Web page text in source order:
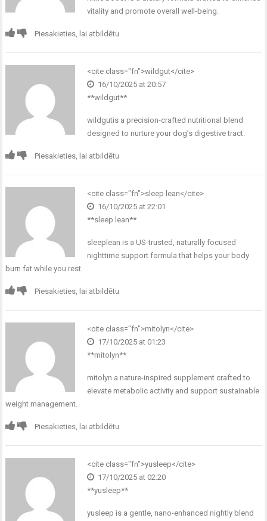
vitality and promote overall well-being.
Piesakieties, lai atbildētu
<cite class="fn">wildgut</cite>
16/10/2025 at 20:57
** wildgut**
wildgutis a precision-crafted nutritional blend
designed to nurture your dog’s digestive tract.
Piesakieties, lai atbildētu
<cite class="fn">sleep lean</cite>
16/10/2025 at 22:01
**sleep lean**
sleeplean is a US-trusted, naturally focused
nighttime support formula that helps your body
burn fat while you rest.
Piesakieties, lai atbildētu
<cite class="fn">mitolyn</cite>
17/10/2025 at 01:23
**mitolyn**
mitolyn a nature-inspired supplement crafted to
elevate metabolic activity and support sustainable
weight management.
Piesakieties, lai atbildētu
<cite class="fn">yusleep</cite>
17/10/2025 at 02:20
** yusleep**
yusleep is a gentle, nano-enhanced nightly blend